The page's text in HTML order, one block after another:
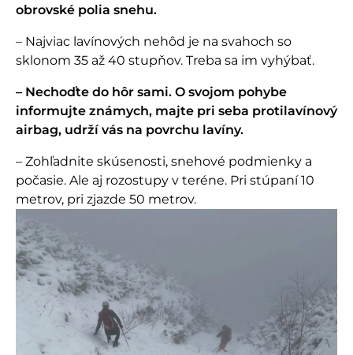
obrovské polia snehu.
– Najviac lavínových nehôd je na svahoch so
sklonom 35 až 40 stupňov. Treba sa im vyhýbať.
– Nechoďte do hôr sami. O svojom pohybe
informujte známych, majte pri seba protilavínový
airbag, udrží vás na povrchu lavíny.
– Zohľadnite skúsenosti, snehové podmienky a
počasie. Ale aj rozostupy v teréne. Pri stúpaní 10
metrov, pri zjazde 50 metrov.